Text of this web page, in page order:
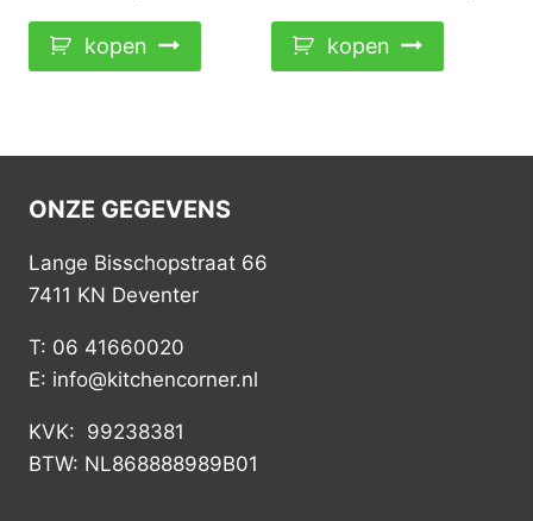
kopen kopen
ONZE GEGEVENS
Lange Bisschopstraat 66
7411 KN Deventer
T: 06 41660020
E: info@kitchencorner.nl
KVK: 99238381
BTW: NL868888989B01